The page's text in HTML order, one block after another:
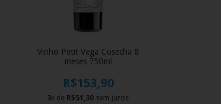
Vinho Petit Vega Cosecha 8
meses 750ml
R$153,90
3x de R$51,30 sem juros